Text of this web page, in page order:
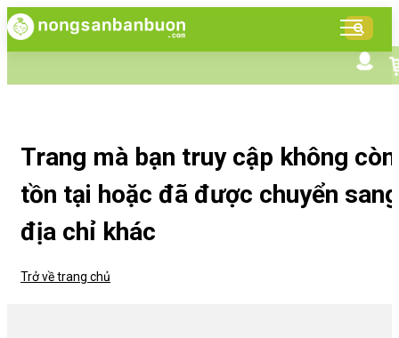
MỤC
Trang mà bạn truy cập không còn
tồn tại hoặc đã được chuyển sang
địa chỉ khác
Trở về trang chủ